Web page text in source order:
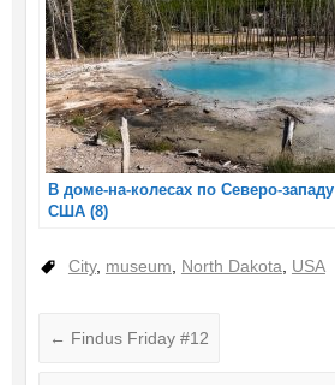
В доме-на-колесах по Северо-западу
США (8)
City, museum North Dakota USA
← Findus Friday #12